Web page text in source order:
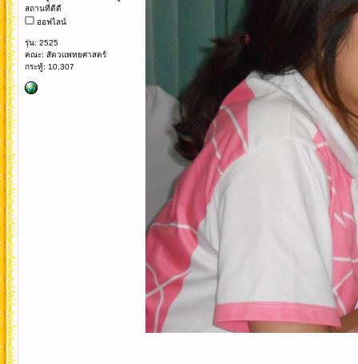
สถานที่ดีดี
ออฟไลน์
รุ่น: 2525
คณะ: สัตวแพทยศาสตร์
กระทู้: 10,307